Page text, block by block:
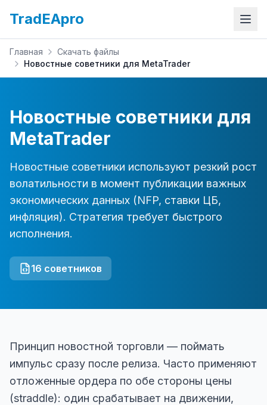
TradEApro
Главная
Скачать файлы
Новостные советники для MetaTrader
Новостные советники для
MetaTrader
Новостные советники используют резкий рост
волатильности в момент публикации важных
экономических данных (NFP, ставки ЦБ,
инфляция). Стратегия требует быстрого
исполнения.
16 советников
Принцип новостной торговли — поймать
импульс сразу после релиза. Часто применяют
отложенные ордера по обе стороны цены
(straddle): один срабатывает на движении,